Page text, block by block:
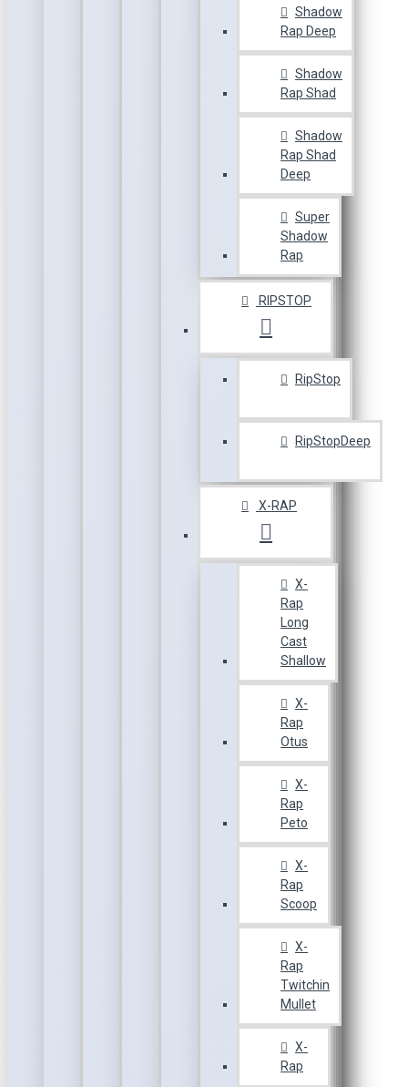
Shadow
Rap Deep
Shadow
Rap Shad
Shadow
Rap Shad
Deep
Super
Shadow
Rap
RIPSTOP
RipStop
RipStopDeep
X-RAP
X-
Rap
Long
Cast
Shallow
X-
Rap
Otus
X-
Rap
Peto
X-
Rap
Scoop
X-
Rap
Twitchin
Mullet
X-
Rap